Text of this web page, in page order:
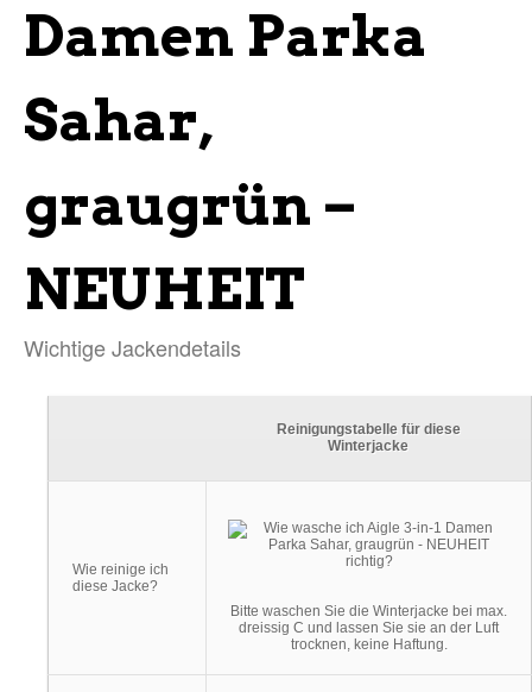
Damen Parka
Sahar,
graugrün –
NEUHEIT
Wichtige Jackendetails
Reinigungstabelle für diese
Winterjacke
Wie reinige ich
diese Jacke?
Bitte waschen Sie die Winterjacke bei max.
dreissig C und lassen Sie sie an der Luft
trocknen, keine Haftung.